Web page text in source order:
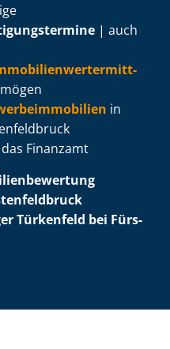
| auch
in
Finanzamt
Türkenfeld bei Fürs­